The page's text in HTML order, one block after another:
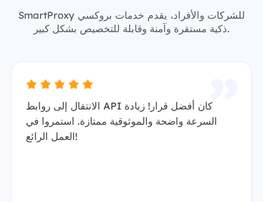
SmartProxy للشركات والأفراد، يقدم خدمات بروكسي
ذكية مستقرة وآمنة وقابلة للتخصيص بشكل كبير.
الانتقال إلى روابط API كان أفضل قرار! زيادة
السرعة واضحة والموثوقية ممتازة. استمروا في
العمل الرائع!